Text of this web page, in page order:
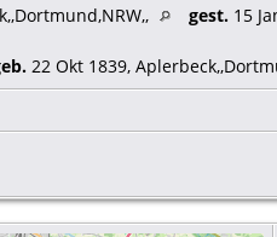
gest. 15
22 Okt 1839,